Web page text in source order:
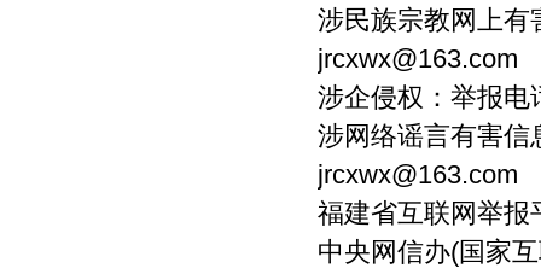
涉民族宗教网上有
jrcxwx@163.com
涉企侵权：举报电
涉网络谣言有害信
jrcxwx@163.com
福建省互联网举报
中央网信办(国家